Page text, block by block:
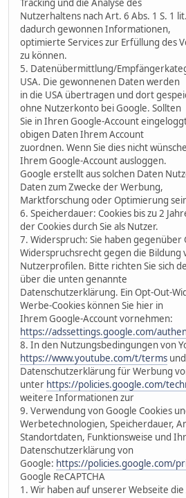
Tracking und die Analyse des
Nutzerhaltens nach Art. 6 Abs. 1 S. 1
dadurch gewonnen Informationen,
optimierte Services zur Erfüllung des
zu können.
5. Datenübermittlung/
USA. Die gewonnenen Daten werden
in die USA übertragen und dort
ohne Nutzerkonto bei Google. Sollten
Sie in Ihren Google-Account
obigen Daten Ihrem Account
zuordnen. Wenn Sie dies nicht
Ihrem Google-Account ausloggen.
Google erstellt aus solchen Daten
Daten zum Zwecke der Werbung,
Marktforschung oder Optimierung
6. Speicherdauer: Cookies bis zu 2
der Cookies durch Sie als Nutzer.
7. Widerspruch: Sie haben gegenüber
Widerspruchsrecht gegen die Bildung
Nutzerprofilen. Bitte richten Sie sich
über die unten genannte
Datenschutzerklärung. Ein Opt-Out-
Werbe-Cookies können Sie hier in
Ihrem Google-Account vornehmen:
https://adssettings.google.com/
8. In den Nutzungsbedingungen von
https://www.youtube.com/t/terms
Datenschutzerklärung für Werbung
unter https://policies.google.com/
weitere Informationen zur
9. Verwendung von Google Cookies
Werbetechnologien, Speicherdauer,
Standortdaten, Funktionsweise und
Datenschutzerklärung von
Google: https://policies.google.com/
Google ReCAPTCHA
1. Wir haben auf unserer Webseite